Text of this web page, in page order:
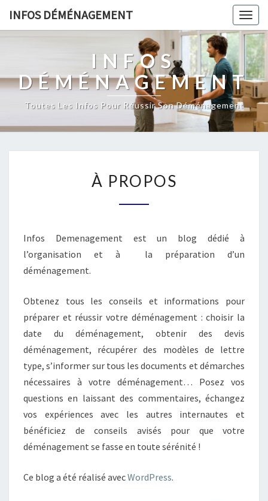
INFOS DÉMÉNAGEMENT
INFOS
DÉMÉNAGEMENT
Toutes Les Infos Pour Réussir Son Déménagement
PROPOS
À PROPOS
Infos Demenagement est un blog dédié à
l’organisation et à la préparation d’un
déménagement.
Obtenez tous les conseils et informations pour
préparer et réussir votre déménagement : choisir la
date du déménagement, obtenir des devis
déménagement, récupérer des modèles de lettre
type, s’informer sur tous les documents et démarches
nécessaires à votre déménagement… Posez vos
questions en laissant des commentaires, échangez
vos expériences avec les autres internautes et
bénéficiez de conseils avisés pour que votre
déménagement se fasse en toute sérénité !
Ce blog a été réalisé avecWordPress.